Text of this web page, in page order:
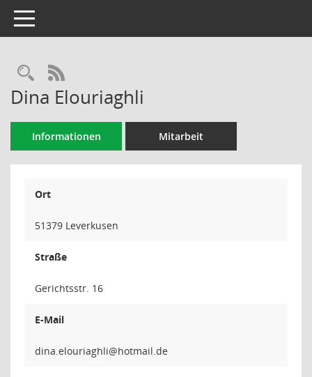
Toggle navigation
Rechercheauswahl
RSS-Feed
Dina Elouriaghli
Informationen Mitarbeit
Ort
51379 Leverkusen
Straße
Gerichtsstr. 16
E-Mail
ilhgairu